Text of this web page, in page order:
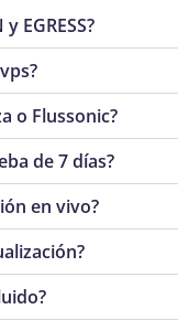
EGRESS?
o Flussonic?
de 7 días?
en vivo?